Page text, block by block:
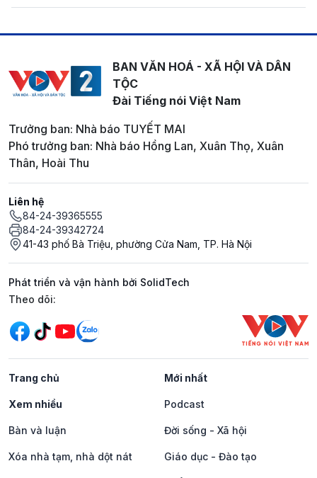
BAN VĂN HOÁ - XÃ HỘI VÀ DÂN
TỘC
Đài Tiếng nói Việt Nam
Trưởng ban: Nhà báo TUYẾT MAI
Phó trưởng ban: Nhà báo Hồng Lan, Xuân Thọ, Xuân
Thân, Hoài Thu
Liên hệ
84-24-39365555
84-24-39342724
41-43 phố Bà Triệu, phường Cửa Nam, TP. Hà Nội
Phát triển và vận hành bởi SolidTech
Mạng xã hội
Theo dõi:
Trang chủ Mới nhất
Xem nhiều Podcast
Bàn và luận Đời sống - Xã hội
Xóa nhà tạm, nhà dột nát Giáo dục - Đào tạo